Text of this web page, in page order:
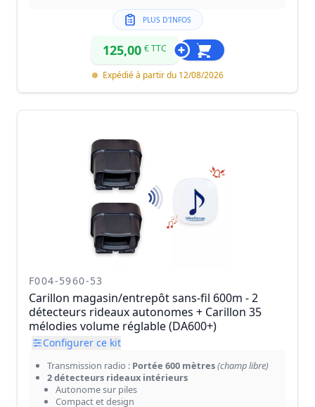
PLUS D'INFOS
125,00 € TTC
Expédié à partir du 12/08/2026
F004-5960-53
Carillon magasin/entrepôt sans-fil 600m - 2
détecteurs rideaux autonomes + Carillon 35
mélodies volume réglable (DA600+)
Configurer ce kit
Transmission radio : Portée 600 mètres(champ libre)
2 détecteurs rideaux intérieurs
Autonome sur piles
Compact et design